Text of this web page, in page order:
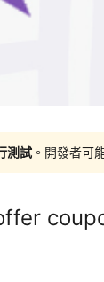
測試 。開發者可